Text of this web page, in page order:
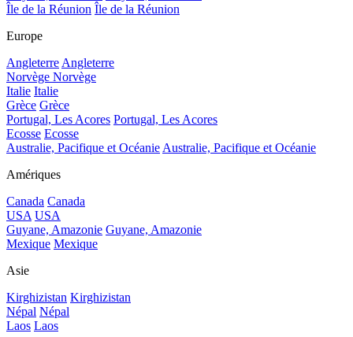
Île de la Réunion Île de la Réunion
Europe
AngleterreAngleterre
Norvège Norvège
Italie Italie
Grèce Grèce
Portugal, Les Acores Portugal, Les Acores
Ecosse Ecosse
Australie, Pacifique et OcéanieAustralie, Pacifique et Océanie
Amériques
Canada Canada
USA USA
Guyane, Amazonie Guyane, Amazonie
Mexique Mexique
Asie
Kirghizistan Kirghizistan
Népal Népal
Laos Laos